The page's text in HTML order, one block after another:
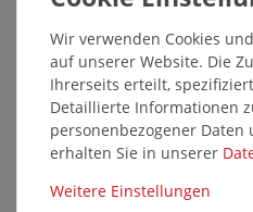
pedag - Cleansing Kit - Tuch und
Bürste
6,95 €*
Wir verwenden Cookies
auf unserer Website. Die
Ihrerseits erteilt,
Detaillierte Informationen
personenbezogener Daten
erhalten Sie in unserer
Weitere Einstellungen